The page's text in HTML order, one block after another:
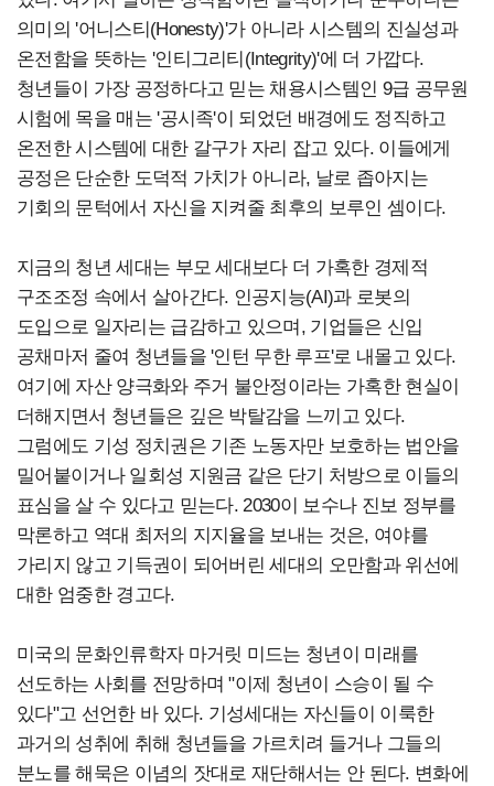
의미의 '어니스티(Honesty)'가 아니라 시스템의 진실성과
온전함을 뜻하는 '인티그리티(Integrity)'에 더 가깝다.
청년들이 가장 공정하다고 믿는 채용시스템인 9급 공무원
시험에 목을 매는 '공시족'이 되었던 배경에도 정직하고
온전한 시스템에 대한 갈구가 자리 잡고 있다. 이들에게
공정은 단순한 도덕적 가치가 아니라, 날로 좁아지는
기회의 문턱에서 자신을 지켜줄 최후의 보루인 셈이다.
지금의 청년 세대는 부모 세대보다 더 가혹한 경제적
구조조정 속에서 살아간다. 인공지능(AI)과 로봇의
도입으로 일자리는 급감하고 있으며, 기업들은 신입
공채마저 줄여 청년들을 '인턴 무한 루프'로 내몰고 있다.
여기에 자산 양극화와 주거 불안정이라는 가혹한 현실이
더해지면서 청년들은 깊은 박탈감을 느끼고 있다.
그럼에도 기성 정치권은 기존 노동자만 보호하는 법안을
밀어붙이거나 일회성 지원금 같은 단기 처방으로 이들의
표심을 살 수 있다고 믿는다. 2030이 보수나 진보 정부를
막론하고 역대 최저의 지지율을 보내는 것은, 여야를
가리지 않고 기득권이 되어버린 세대의 오만함과 위선에
대한 엄중한 경고다.
미국의 문화인류학자 마거릿 미드는 청년이 미래를
선도하는 사회를 전망하며 "이제 청년이 스승이 될 수
있다"고 선언한 바 있다. 기성세대는 자신들이 이룩한
과거의 성취에 취해 청년들을 가르치려 들거나 그들의
분노를 해묵은 이념의 잣대로 재단해서는 안 된다. 변화에